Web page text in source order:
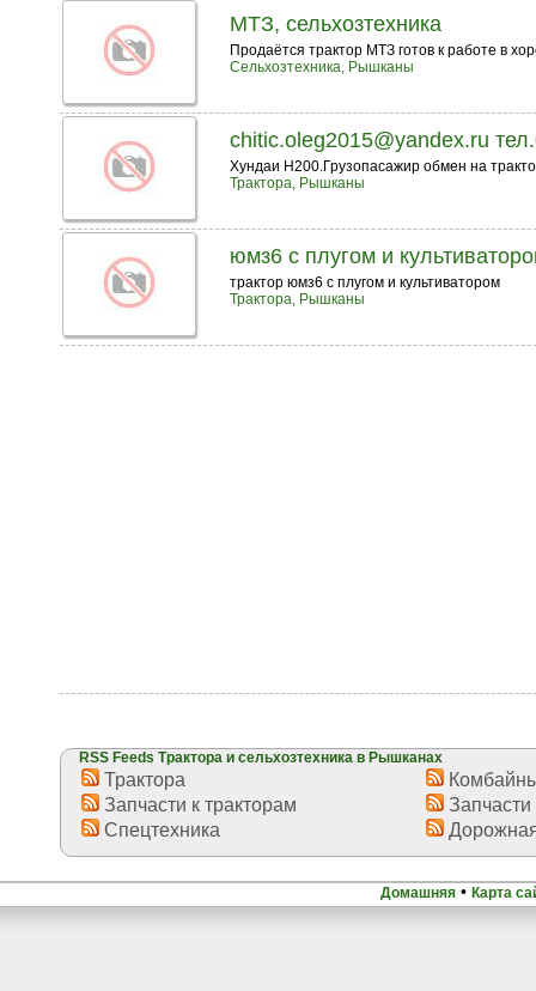
МТЗ, сельхозтехника
Продаётся трактор МТЗ готов к работе в
Сельхозтехника, Рышканы
chitic.oleg2015@yandex.ru
Хундаи Н200.Грузопасажир обмен на
Трактора, Рышканы
юмз6 с плугом и
трактор юмз6 с плугом и культиватором
Трактора, Рышканы
RSS Feeds Трактора и сельхозтехника в Рышканах
Трактора
Запчасти к тракторам
Спецтехника
Домашняя • Карта